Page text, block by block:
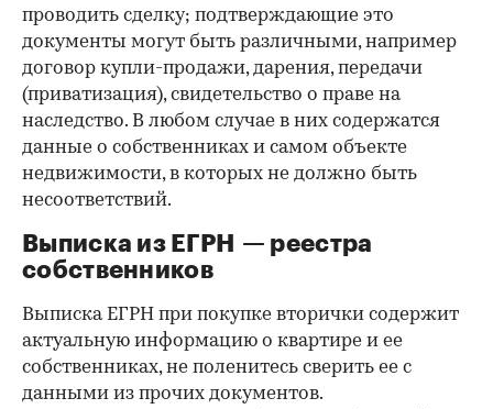
проводить сделку; подтверждающие это
документы могут быть различными, например
договор купли-продажи, дарения, передачи
(приватизация), свидетельство о праве на
наследство. В любом случае в них содержатся
данные о собственниках и самом объекте
недвижимости, в которых не должно быть
несоответствий.
Выписка из ЕГРН — реестра
собственников
Выписка ЕГРН при покупке вторички содержит
актуальную информацию о квартире и ее
собственниках, не поленитесь сверить ее с
данными из прочих документов.